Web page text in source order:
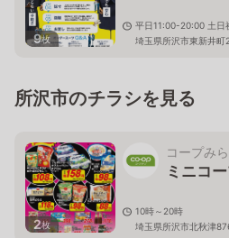
9枚
平日11:00-20:00 土日
埼玉県所沢市東新井町
所沢市のチラシを見る
2枚
コープみ
ミニコ
10時～20時
埼玉県所沢市北秋津